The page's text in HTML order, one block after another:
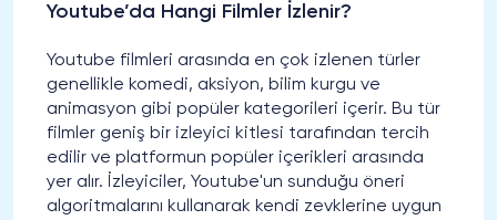
Youtube’da Hangi Filmler İzlenir?
Youtube filmleri arasında en çok izlenen türler
genellikle komedi, aksiyon, bilim kurgu ve
animasyon gibi popüler kategorileri içerir. Bu tür
filmler geniş bir izleyici kitlesi tarafından tercih
edilir ve platformun popüler içerikleri arasında
yer alır. İzleyiciler, Youtube'un sunduğu öneri
algoritmalarını kullanarak kendi zevklerine uygun